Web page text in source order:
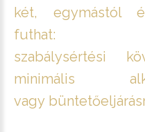
két, egymástól
futhat:
szabálysértési
minimális
vagy